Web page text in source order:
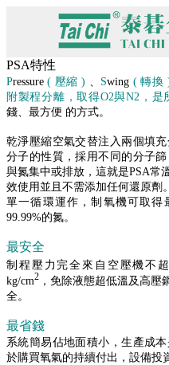
公司簡介
About Us
泰碁簡介
AirSep簡介
產品特色
品質保證
技術服務
PSA技術簡介
PSA原理
PSA特性
氧氣機系列
氧氣用途
工業用製氧系統
制氧機耗電生產成
PSA特性
Pressure ( 壓縮 ) 、 Swing ( 轉換
附製程分離，取得O2與N2，
錢、最方便 的方式。
乾淨壓縮空氣交替注入兩個填
分子的性質，採用不同的分子
與氮集中或排放，這就是PSA常
效使用並且不需添加任何還原劑。
單一循環運作，制氧機可取得
99.99%的氮。
最安全
制程壓力完全來自空壓機不超
kg/cm2 ，免除液態超低溫及高
全。
最省錢
系統簡易佔地面積小，生產成
於購買氧氣的持續付出，設備投